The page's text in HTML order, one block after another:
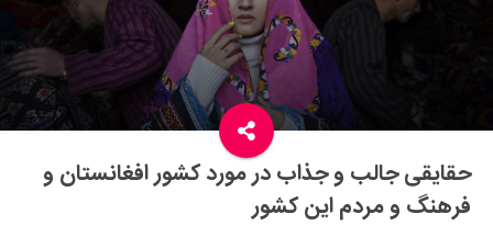
رستوران گردی
آشپزی
سفر و گردشگری
ایران گردی
جهان گردی
حقایقی جالب و جذاب در مورد کشور افغانستان و
فرهنگ و مردم این کشور